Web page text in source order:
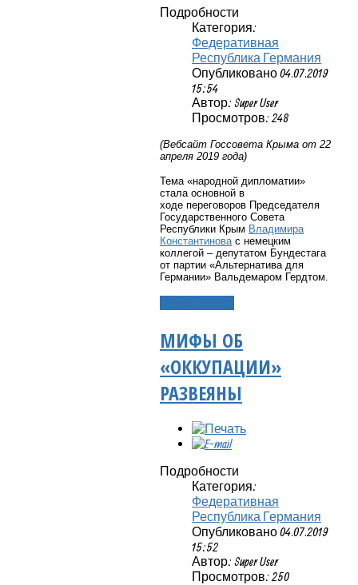
Подробности
Категория:
Федеративная
Республика Германия
Опубликовано 04.07.2019
15:54
Автор: Super User
Просмотров: 248
(Вебсайт Госсовета Крыма от 22
апреля 2019 года)
Тема «народной дипломатии»
стала основной в
ходе переговоров Председателя
Государственного Совета
Республики Крым Владимира
Константинова с немецким
коллегой – депутатом Бундестага
от партии «Альтернатива для
Германии» Вальдемаром Гердтом.
МИФЫ ОБ
«ОККУПАЦИИ»
РАЗВЕЯНЫ
Подробности
Категория:
Федеративная
Республика Германия
Опубликовано 04.07.2019
15:52
Автор: Super User
Просмотров: 250